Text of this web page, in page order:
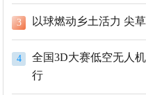
3 以球燃动乡土活力 尖
4
全国3D大赛低空无人
行